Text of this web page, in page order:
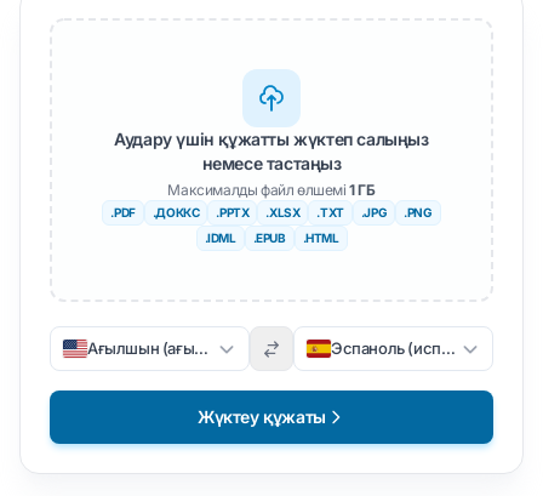
Аудару үшін құжатты жүктеп салыңыз
немесе тастаңыз
Максималды файл өлшемі1 ГБ
.PDF .ДОККС .PPTX .XLSX .TXT .JPG
.PNG
.IDML
.EPUB .HTML
Ағылшын (ағылшын) Эспаноль (испан)
Жүктеу құжаты